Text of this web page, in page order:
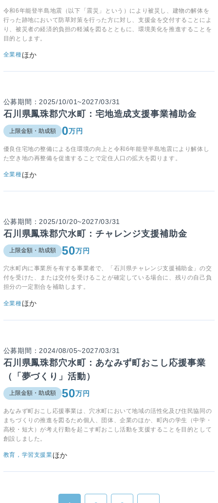
令和6年能登半島地震（以下「震災」という）により被災し、建物の解体を
行った跡地において防草対策を行った方に対し、支援金を交付することによ
り、被災者の経済的負担の軽減を図るとともに、環境美化を推進することを
目的とします。
全業種ほか
公募期間：2025/10/01~2027/03/31
石川県鳳珠郡穴水町：宅地造成支援事業補助金
上限金額・助成額 0万円
優良住宅地の整備による住環境の向上と令和6年能登半島地震により解体し
た空き地の再整備を促進することで定住人口の拡大を図ります。
全業種ほか
公募期間：2025/10/20~2027/03/31
石川県鳳珠郡穴水町：チャレンジ支援補助金
上限金額・助成額 50万円
穴水町内に事業所を有する事業者で、「石川県チャレンジ支援補助金」の交
付を受けた、または交付を受けることが確定している場合に、残りの自己負
担分の一定割合を補助します。
全業種ほか
公募期間：2024/08/05~2027/03/31
石川県鳳珠郡穴水町：あなみず町おこし応援事業
（「夢づくり」活動）
上限金額・助成額 50万円
あなみず町おこし応援事業は、穴水町において地域の活性化及び住民協同の
まちづくりの推進を図るため個人、団体、企業のほか、町内の学生（中学・
高校・短大）が考え行動を起こす町おこし活動を支援することを目的として
創設しました。
教育，学習支援業ほか